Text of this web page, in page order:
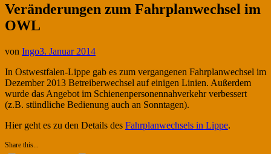
Veränderungen zum Fahrplanwechsel im
OWL
von Ingo3. Januar 2014
In Ostwestfalen-Lippe gab es zum vergangenen Fahrplanwechsel im
Dezember 2013 Betreiberwechsel auf einigen Linien. Außerdem
wurde das Angebot im Schienenpersonennahverkehr verbessert
(z.B. stündliche Bedienung auch an Sonntagen).
Hier geht es zu den Details des Fahrplanwechsels in Lippe.
Share this...